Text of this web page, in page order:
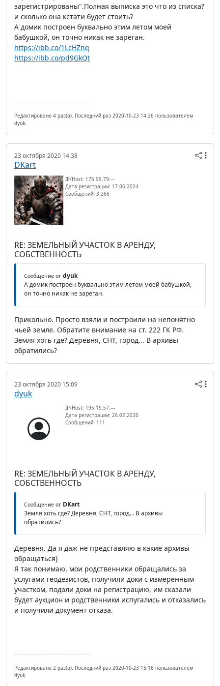
зарегистрированы".Полная выписка это что из списка?
и сколько она кстати будет стоить?
А домик построен буквально этим летом моей
бабушкой, он точно никак не зареган.
https://ibb.co/1LcHZnq
https://ibb.co/pd9GkQt
Редактировано 4 раз(а). Последний раз 2020-10-23 14:26 пользователем
dyuk.
23 октября 2020 14:38
DKart
IP/Host: 176.99.79.---
Дата регистрации: 17.06.2024
Сообщений: 3 266
RE: ЗЕМЕЛЬНЫЙ УЧАСТОК В АРЕНДУ,
СОБСТВЕННОСТЬ
Сообщение от dyuk
А домик построен буквально этим летом моей бабушкой,
он точно никак не зареган.
Прикольно. Просто взяли и построили на непонятно
чьей земле. Обратите внимание на ст. 222 ГК РФ.
Земля хоть где? Деревня, СНТ, город... В архивы
обратились?
23 октября 2020 15:09
dyuk
IP/Host: 195.19.57.---
Дата регистрации: 26.02.2020
Сообщений: 111
RE: ЗЕМЕЛЬНЫЙ УЧАСТОК В АРЕНДУ,
СОБСТВЕННОСТЬ
Сообщение от DKart
Земля хоть где? Деревня, СНТ, город... В архивы
обратились?
Деревня. Да я даж не представляю в какие архивы
обращаться)
Я так понимаю, мои родственники обращались за
услугами геодезистов, получили доки с измеренным
участком, подали доки на регистрацию, им сказали
будет аукцион и родственники испугались и отказались
и получили документ отказа.
Редактировано 2 раз(а). Последний раз 2020-10-23 15:16 пользователем
dyuk.